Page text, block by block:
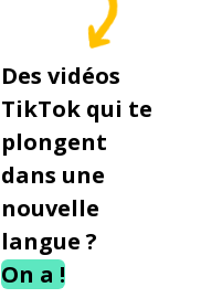
Des vidéos
TikTok qui te
plongent
dans une
nouvelle
langue ?
On a !